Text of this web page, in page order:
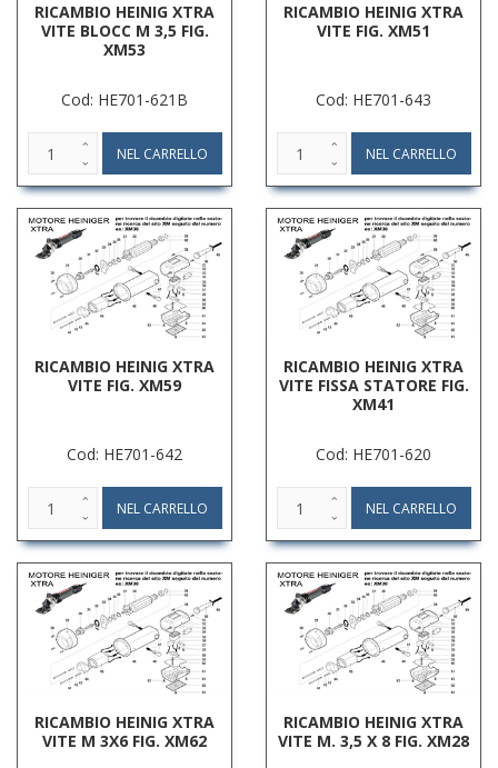
RICAMBIO HEINIG XTRA
VITE BLOCC M 3,5 FIG.
XM53
Cod: HE701-621B
RICAMBIO HEINIG XTRA
VITE FIG. XM51
Cod: HE701-643
RICAMBIO HEINIG XTRA
VITE FIG. XM59
Cod: HE701-642
RICAMBIO HEINIG XTRA
VITE FISSA STATORE FIG.
XM41
Cod: HE701-620
RICAMBIO HEINIG XTRA
VITE M 3X6 FIG. XM62
RICAMBIO HEINIG XTRA
VITE M. 3,5 X 8 FIG. XM28